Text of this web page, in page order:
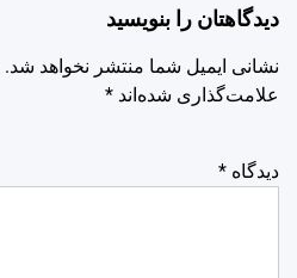
دیدگاهتان را بنویسید
نشانی ایمیل شما منتشر نخواهد شد.
علامت‌گذاری شده‌اند *
دیدگاه *